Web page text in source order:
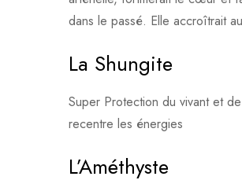
dans le passé. Elle accroîtrait
La Shungite
Super Protection du vivant et
recentre les énergies
L’Améthyste